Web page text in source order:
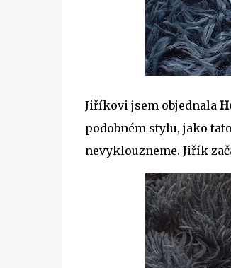
Jiříkovi jsem objednala
podobném stylu, jako
nevyklouzneme. Jiřík